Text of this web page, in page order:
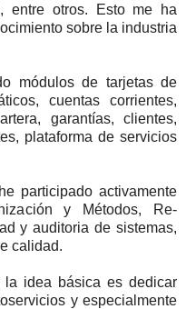
entre otros. Esto me ha
sobre la industria
módulos de tarjetas de
cuentas corrientes,
garantías, clientes,
plataforma de servicios
participado activamente
y Métodos, Re-
y auditoria de sistemas,
calidad.
la idea básica es dedicar
y especialmente